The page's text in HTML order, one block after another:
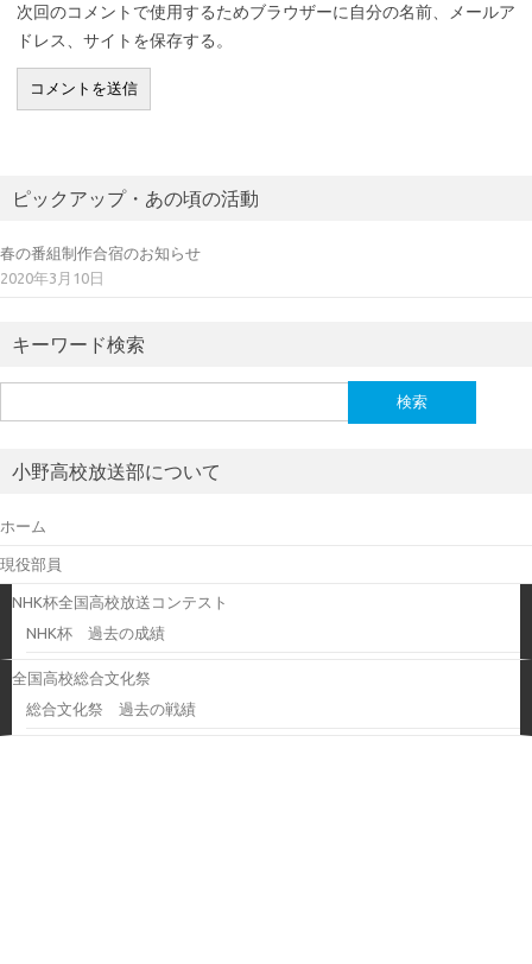
次回のコメントで使用するためブラウザーに自分の名前、メールア
ドレス、サイトを保存する。
ピックアップ・あの頃の活動
春の番組制作合宿のお知らせ
2020年3月10日
キーワード検索
索:
小野高校放送部について
ホーム
現役部員
NHK杯全国高校放送コンテスト
NHK杯 過去の成績
全国高校総合文化祭
総合文化祭 過去の戦績